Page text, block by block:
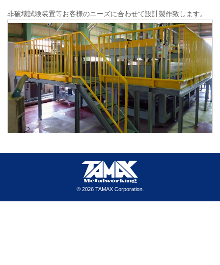
非破壊試験装置等お客様のニーズに合わせて設計製作致します。
© 2026 TAMAX Corporation.